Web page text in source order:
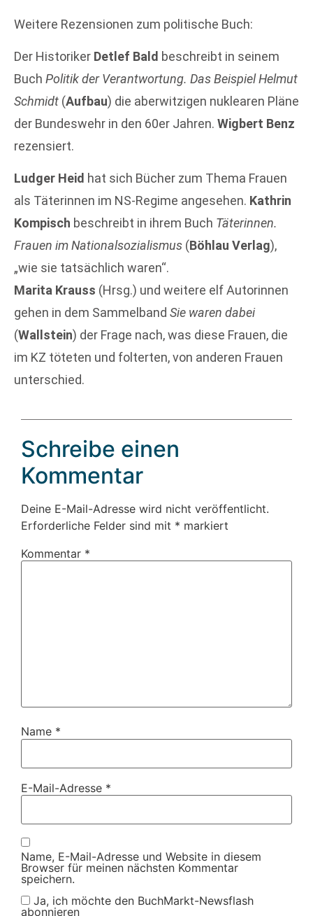
Weitere Rezensionen zum politische Buch:
Der Historiker Detlef Bald beschreibt in seinem
Buch Politik der Verantwortung. Das Beispiel Helmut
Schmidt (Aufbau) die aberwitzigen nuklearen Pläne
der Bundeswehr in den 60er Jahren. Wigbert Benz
rezensiert.
Ludger Heid hat sich Bücher zum Thema Frauen
als Täterinnen im NS-Regime angesehen. Kathrin
Kompisch beschreibt in ihrem Buch Täterinnen.
Frauen im Nationalsozialismus (Böhlau Verlag),
„wie sie tatsächlich waren“.
Marita Krauss (Hrsg.) und weitere elf Autorinnen
gehen in dem Sammelband Sie waren dabei
(Wallstein) der Frage nach, was diese Frauen, die
im KZ töteten und folterten, von anderen Frauen
unterschied.
Schreibe einen
Kommentar
Deine E-Mail-Adresse wird nicht veröffentlicht.
Erforderliche Felder sind mit * markiert
Kommentar *
Name *
E-Mail-Adresse *
Name, E-Mail-Adresse und Website in diesem
Browser für meinen nächsten Kommentar
speichern.
Ja, ich möchte den BuchMarkt-Newsflash
abonnieren